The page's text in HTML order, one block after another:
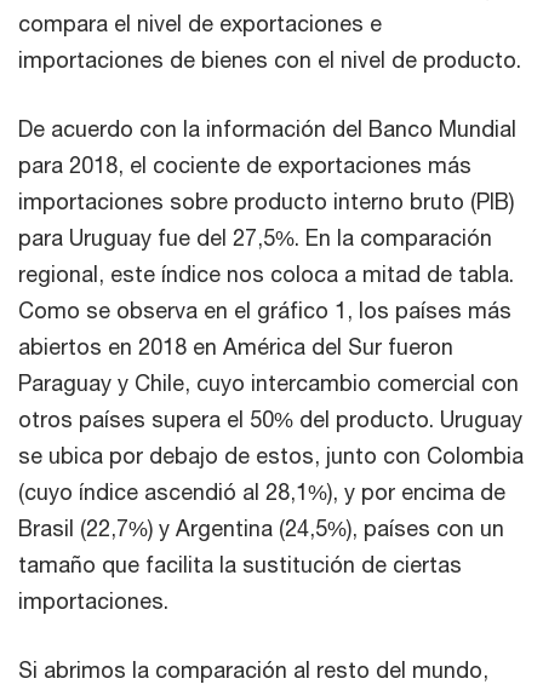
compara el nivel de exportaciones e
importaciones de bienes con el nivel de producto.
De acuerdo con la información del Banco Mundial
para 2018, el cociente de exportaciones más
importaciones sobre producto interno bruto (PIB)
para Uruguay fue del 27,5%. En la comparación
regional, este índice nos coloca a mitad de tabla.
Como se observa en el gráfico 1, los países más
abiertos en 2018 en América del Sur fueron
Paraguay y Chile, cuyo intercambio comercial con
otros países supera el 50% del producto. Uruguay
se ubica por debajo de estos, junto con Colombia
(cuyo índice ascendió al 28,1%), y por encima de
Brasil (22,7%) y Argentina (24,5%), países con un
tamaño que facilita la sustitución de ciertas
importaciones.
Si abrimos la comparación al resto del mundo,